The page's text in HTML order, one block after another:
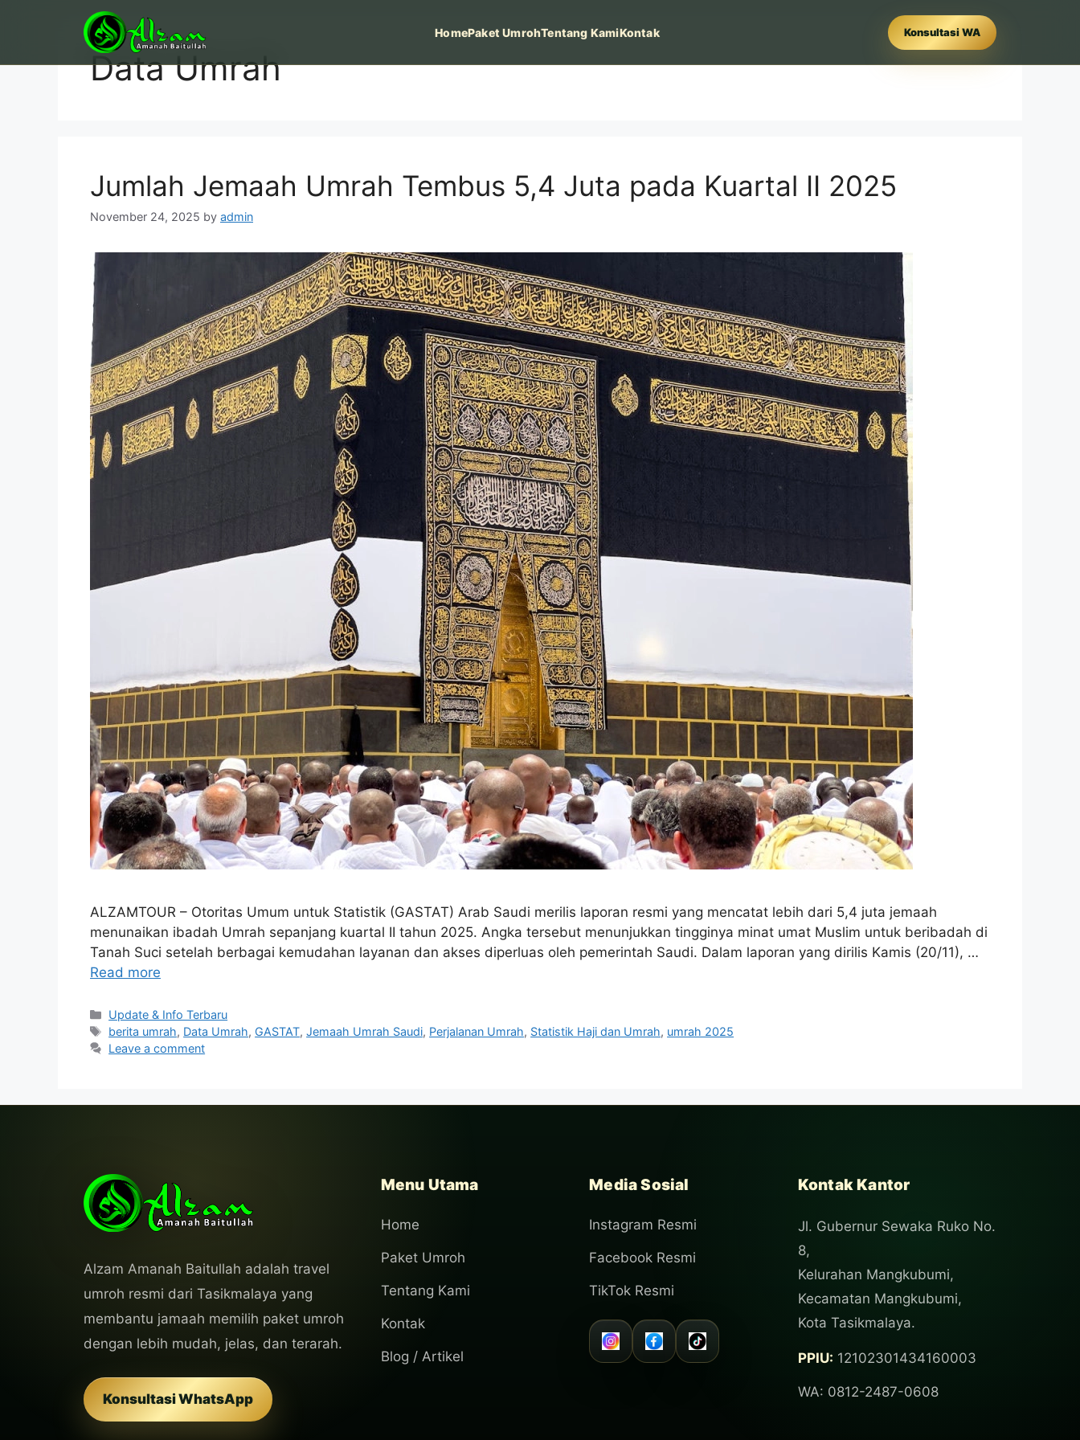
HomePaket UmrohTentang KamiKontak Konsultasi WA
Data Umrah
Jumlah Jemaah Umrah Tembus 5,4 Juta pada Kuartal II 2025
November 24, 2025 by admin
ALZAMTOUR – Otoritas Umum untuk Statistik (GASTAT) Arab Saudi merilis laporan resmi yang mencatat lebih dari 5,4 juta jemaah
menunaikan ibadah Umrah sepanjang kuartal II tahun 2025. Angka tersebut menunjukkan tingginya minat umat Muslim untuk beribadah di
Tanah Suci setelah berbagai kemudahan layanan dan akses diperluas oleh pemerintah Saudi. Dalam laporan yang dirilis Kamis (20/11), …
Read more
Categories
Update & Info Terbaru
Tags
berita umrah, Data Umrah, GASTAT,Jemaah Umrah Saudi, Perjalanan Umrah, Statistik Haji dan Umrah, umrah 2025
Leave a comment
Alzam Amanah Baitullah adalah travel
umroh resmi dari Tasikmalaya yang
membantu jamaah memilih paket umroh
dengan lebih mudah, jelas, dan terarah.
Konsultasi WhatsApp
Menu Utama
Home
Paket Umroh
Tentang Kami
Kontak
Blog / Artikel
Media Sosial
Instagram Resmi
Facebook Resmi
TikTok Resmi
Kontak Kantor
Jl. Gubernur Sewaka Ruko No.
8,
Kelurahan Mangkubumi,
Kecamatan Mangkubumi,
Kota Tasikmalaya.
PPIU: 12102301434160003
WA: 0812-2487-0608